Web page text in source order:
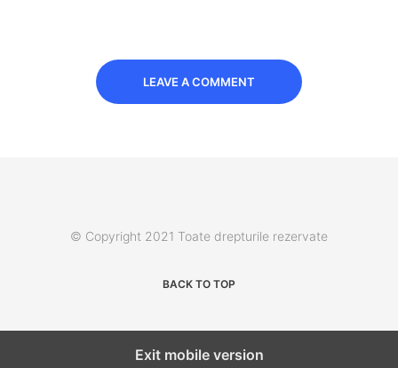
LEAVE A COMMENT
© Copyright 2021 Toate drepturile rezervate
BACK TO TOP
Exit mobile version